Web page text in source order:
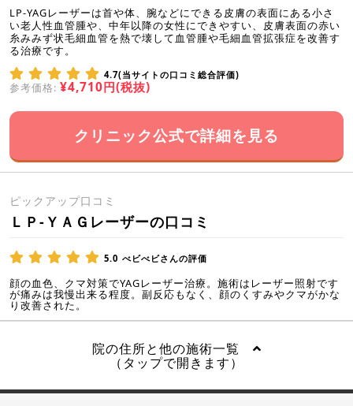
LP-YAGレーザーは首や体、腕などにできる皮膚の表面にある小さ
い老人性血管腫や、中年以降の女性にできやすい、皮膚表面の赤い
糸みみず状毛細血管を熱で壊して血管腫や毛細血管拡張症を改善す
る治療です。
4.7(当サイトの口コミ総合評価)
参考価格: ¥4,710円(税抜)
クリニック公式で詳細を見る
ピックアップ口コミ
ＬＰ-ＹＡＧレーザーの口コミ
5.0 べビべビさんの評価
顔の血色、クマ対策でYAGレーザー治療。施術はレーザー照射です
が痛みは我慢出来る程度。副反応もなく、顔のくすみやクマがかな
り改善された。
院の住所と他の施術一覧
（タップで開きます）